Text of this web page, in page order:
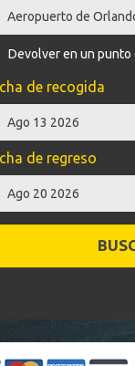
Devolver en un
de recogida
de regreso